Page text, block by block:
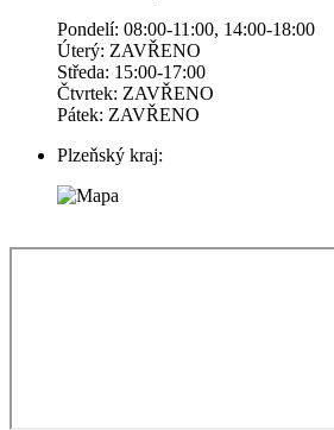
Pondelí: 08:00-11:00, 14:00-18:00
Úterý: ZAVŘENO
Středa: 15:00-17:00
Čtvrtek: ZAVŘENO
Pátek: ZAVŘENO
Plzeňský kraj: